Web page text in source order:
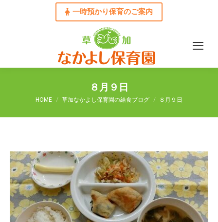
一時預かり保育のご案内
８月９日
You are here:
HOME 草加なかよし保育園の給食ブログ ８月９日